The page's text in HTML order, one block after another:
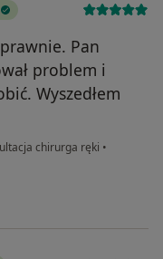
Pan
problem i
Wyszedłem
chirurga ręki •